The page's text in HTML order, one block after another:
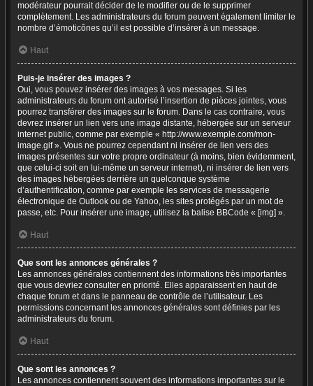
modérateur pourrait décider de le modifier ou de le supprimer
complètement. Les administrateurs du forum peuvent également limiter le
nombre d’émoticônes qu’il est possible d’insérer à un message.
Haut
Puis-je insérer des images ?
Oui, vous pouvez insérer des images à vos messages. Si les
administrateurs du forum ont autorisé l’insertion de pièces jointes, vous
pourrez transférer des images sur le forum. Dans le cas contraire, vous
devrez insérer un lien vers une image distante, hébergée sur un serveur
internet public, comme par exemple « http://www.exemple.com/mon-
image.gif ». Vous ne pourrez cependant ni insérer de lien vers des
images présentes sur votre propre ordinateur (à moins, bien évidemment,
que celui-ci soit en lui-même un serveur internet), ni insérer de lien vers
des images hébergées derrière un quelconque système
d’authentification, comme par exemple les services de messagerie
électronique de Outlook ou de Yahoo, les sites protégés par un mot de
passe, etc. Pour insérer une image, utilisez la balise BBCode « [img] ».
Haut
Que sont les annonces générales ?
Les annonces générales contiennent des informations très importantes
que vous devriez consulter en priorité. Elles apparaissent en haut de
chaque forum et dans le panneau de contrôle de l’utilisateur. Les
permissions concernant les annonces générales sont définies par les
administrateurs du forum.
Haut
Que sont les annonces ?
Les annonces contiennent souvent des informations importantes sur le